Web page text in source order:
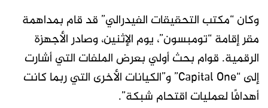
وكان “مكتب التحقيقات الفيدرالي” قد قام بمداهمة
مقر إقامة “تومبسون”، يوم الإثنين، وصادر الأجهزة
الرقمية. قوام بحث أولي بعرض الملفات التي أشارت
إلى “Capital One” و”الكيانات الأخرى التي ربما كانت
أهدافًا لعمليات اقتحام شبكة”.